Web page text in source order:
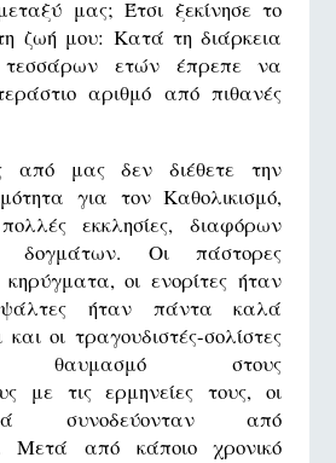
μας; Έτσι ξεκίνησε το
ζωή μου: Κατά τη διάρκεια
ετών έπρεπε να
αριθμό από πιθανές
από μας δεν διέθετε την
για τον Καθολικισμό,
εκκλησίες, διαφόρων
δογμάτων. Οι πάστορες
οι ενορίτες ήταν
ψάλτες ήταν πάντα καλά
οι τραγουδιστές-σολίστες
θαυμασμό στους
με τις ερμηνείες τους, οι
συνοδεύονταν από
Μετά από κάποιο χρονικό